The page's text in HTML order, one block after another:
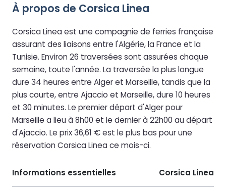
À propos de Corsica Linea
Corsica Linea est une compagnie de ferries française
assurant des liaisons entre l'Algérie, la France et la
Tunisie. Environ 26 traversées sont assurées chaque
semaine, toute l'année. La traversée la plus longue
dure 34 heures entre Alger et Marseille, tandis que la
plus courte, entre Ajaccio et Marseille, dure 10 heures
et 30 minutes. Le premier départ d'Alger pour
Marseille a lieu à 8h00 et le dernier à 22h00 au départ
d'Ajaccio. Le prix 36,61 € est le plus bas pour une
réservation Corsica Linea ce mois-ci.
Informations essentielles Corsica Linea